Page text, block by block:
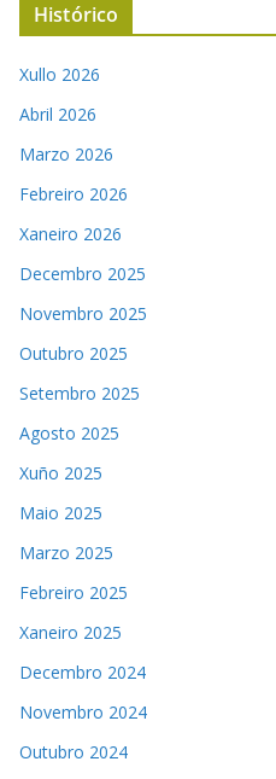
Histórico
Xullo 2026
Abril 2026
Marzo 2026
Febreiro 2026
Xaneiro 2026
Decembro 2025
Novembro 2025
Outubro 2025
Setembro 2025
Agosto 2025
Xuño 2025
Maio 2025
Marzo 2025
Febreiro 2025
Xaneiro 2025
Decembro 2024
Novembro 2024
Outubro 2024